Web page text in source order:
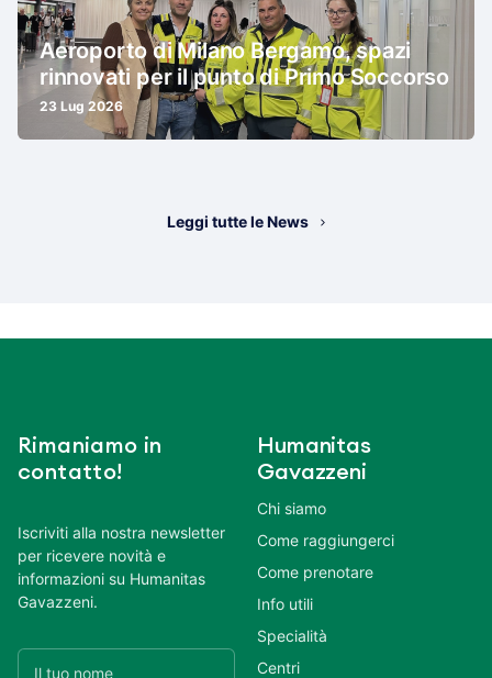
Aeroporto di Milano Bergamo, spazi
rinnovati per il punto di Primo Soccorso
23 Lug 2026
Leggi tutte le News
Rimaniamo in
contatto!
Iscriviti alla nostra newsletter
per ricevere novità e
informazioni su Humanitas
Gavazzeni.
Humanitas
Gavazzeni
Chi siamo
Come raggiungerci
Come prenotare
Info utili
Specialità
Centri